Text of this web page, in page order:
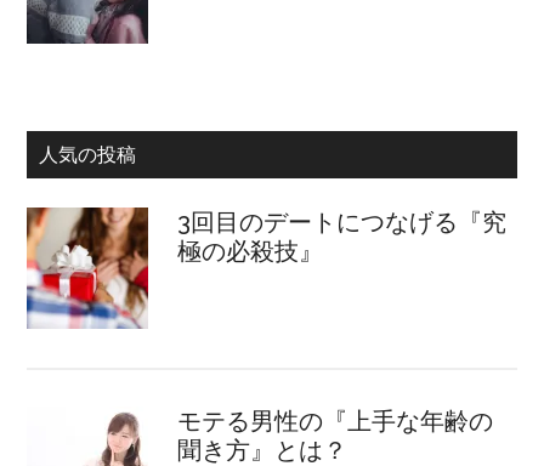
人気の投稿
3回目のデートにつなげる『究
極の必殺技』
モテる男性の『上手な年齢の
聞き方』とは？